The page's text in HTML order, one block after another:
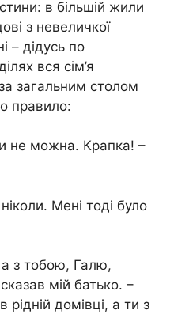
в більшій жили
з невеличкої
– дідусь по
вся сім’я
загальним столом
правило:
не можна. Крапка! –
Мені тоді було
а з тобою, Галю,
мій батько. –
домівці, а ти з